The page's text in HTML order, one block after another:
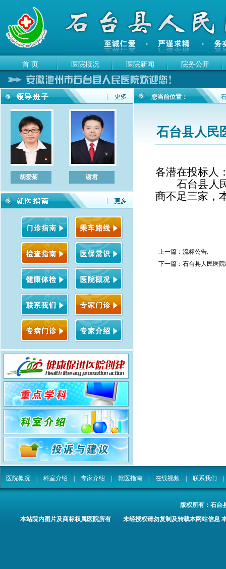
首 页 医院概况 医院新闻 院务公开
胡爱菊 谢君 陈立宏
您当前位置：
石台县人民
各潜在投标人
石台县人
商不足三家，
上一篇： 流标公告.
下一篇： 石台县人民医
医院概况 科室介绍 专家介绍 就医指南 在线视频 联系我们
版权所有： 石台
本站院内图片及商标权属医院所有 未经授权请勿复制及转载本网站信息